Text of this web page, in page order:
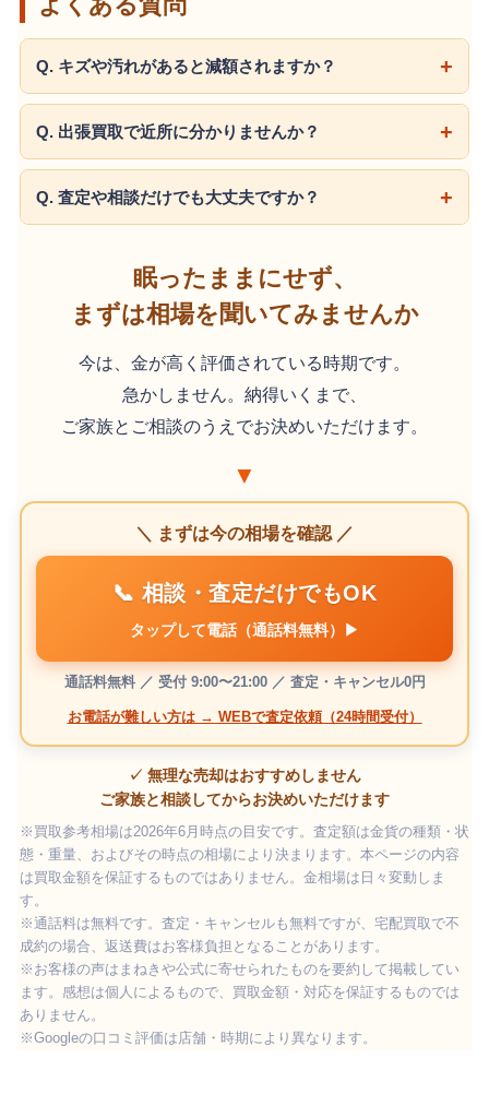
Q. キズや汚れがあると減額されますか？
Q. 出張買取で近所に分かりませんか？
Q. 査定や相談だけでも大丈夫ですか？
眠ったままにせず、
まずは相場を聞いてみませんか
今は、金が高く評価されている時期です。
急かしません。納得いくまで、
ご家族とご相談のうえでお決めいただけます。
▼
＼ まずは今の相場を確認 ／
📞 相談・査定だけでもOK
タップして電話（通話料無料）▶
通話料無料 ／ 受付 9:00〜21:00 ／ 査定・キャンセル0円
お電話が難しい方は → WEBで査定依頼（24時間受付）
✓ 無理な売却はおすすめしません
ご家族と相談してからお決めいただけます
※買取参考相場は2026年6月時点の目安です。査定額は金貨の種類・状
態・重量、およびその時点の相場により決まります。本ページの内容
は買取金額を保証するものではありません。金相場は日々変動しま
す。
※通話料は無料です。査定・キャンセルも無料ですが、宅配買取で不
成約の場合、返送費はお客様負担となることがあります。
※お客様の声はまねきや公式に寄せられたものを要約して掲載してい
ます。感想は個人によるもので、買取金額・対応を保証するものでは
ありません。
※Googleの口コミ評価は店舗・時期により異なります。